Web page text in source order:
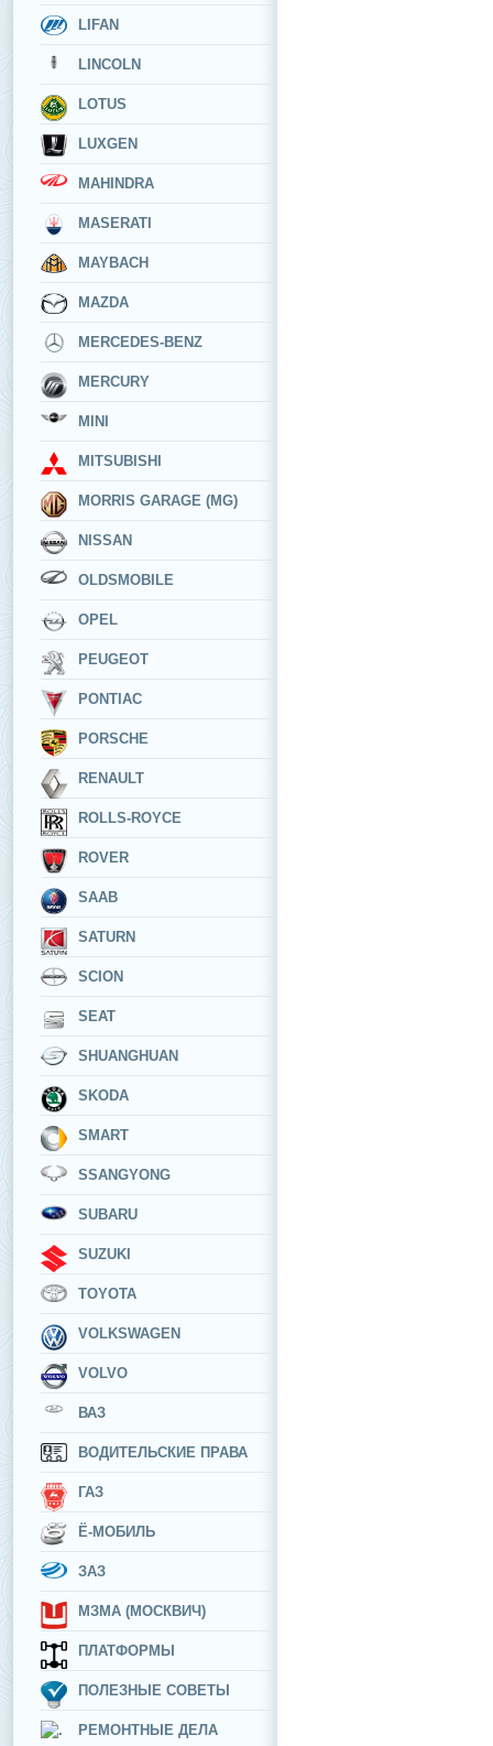
LIFAN
LINCOLN
LOTUS
LUXGEN
MAHINDRA
MASERATI
MAYBACH
MAZDA
MERCEDES-BENZ
MERCURY
MINI
MITSUBISHI
MORRIS GARAGE (MG)
NISSAN
OLDSMOBILE
OPEL
PEUGEOT
PONTIAC
PORSCHE
RENAULT
ROLLS-ROYCE
ROVER
SAAB
SATURN
SCION
SEAT
SHUANGHUAN
SKODA
SMART
SSANGYONG
SUBARU
SUZUKI
TOYOTA
VOLKSWAGEN
VOLVO
ВАЗ
ВОДИТЕЛЬСКИЕ ПРАВА
ГАЗ
Ё-МОБИЛЬ
ЗАЗ
МЗМА (МОСКВИЧ)
ПЛАТФОРМЫ
ПОЛЕЗНЫЕ СОВЕТЫ
РЕМОНТНЫЕ ДЕЛА